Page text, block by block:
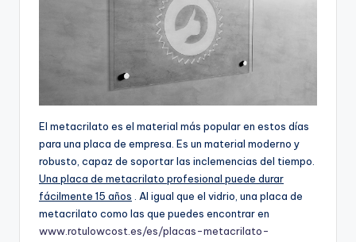
El metacrilato es el material más popular en estos días
para una placa de empresa. Es un material moderno y
robusto, capaz de soportar las inclemencias del tiempo.
Una placa de metacrilato profesional puede durar
fácilmente 15 años . Al igual que el vidrio, una placa de
metacrilato como las que puedes encontrar en
www.rotulowcost.es/es/placas-metacrilato-